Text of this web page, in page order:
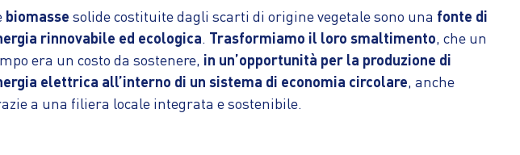
biomasse solide costituite dagli scarti di origine vegetale sono una fonte di
rinnovabile ed ecologica. Trasformiamo il loro smaltimento, che un
era un costo da sostenere, in un’opportunità per la produzione di
elettrica all’interno di un sistema di economia circolare, anche
a una filiera locale integrata e sostenibile.